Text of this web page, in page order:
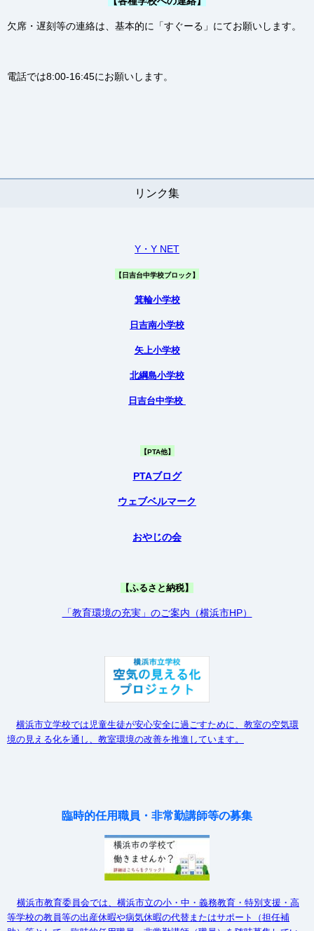
欠席・遅刻等の連絡は、基本的に「すぐーる」にてお願いします。
電話では8:00-16:45にお願いします。
リンク集
Y・Y NET
【日吉台中学校ブロック】
箕輪小学校
日吉南小学校
矢上小学校
北綱島小学校
日吉台中学校
【PTA他】
PTAブログ
ウェブベルマーク
おやじの会
【ふるさと納税】
「教育環境の充実」のご案内（横浜市HP）
横浜市立学校では児童生徒が安心安全に過ごすために、教室の空気環
境の見える化を通し、教室環境の改善を推進しています。
臨時的任用職員・非常勤講師等の募集
横浜市教育委員会では、横浜市立の小・中・義務教育・特別支援・高
等学校の教員等の出産休暇や病気休暇の代替またはサポート（担任補